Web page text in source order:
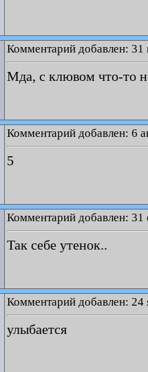
Комментарий добавлен: 31
Мда, с клювом что-то
Комментарий добавлен: 6
5
Комментарий добавлен: 31
Так себе утенок..
Комментарий добавлен: 24
улыбается